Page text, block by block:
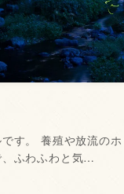
す。 養殖や放流のホ
、ふわふわと気…